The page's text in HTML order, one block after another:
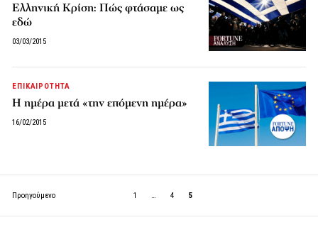
Ελληνική Κρίση: Πώς φτάσαμε ως
εδώ
03/03/2015
ΕΠΙΚΑΙΡΟΤΗΤΑ
Η ημέρα μετά «την επόμενη ημέρα»
16/02/2015
Προηγούμενο 1 … 4 5